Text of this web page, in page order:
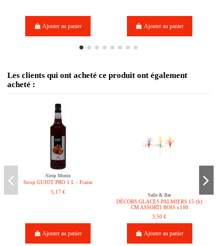
Ajouter au panier Ajouter au panier
Les clients qui ont acheté ce produit ont également
acheté :
Sirop Monin
Sirop GUIOT PRO 1 L - Fraise
5,17 €
Ajouter au panier
Salle & Bar
DÉCORS GLACES PALMIERS 15 (h)
CM ASSORTI BOIS x100
3,50 €
Ajouter au panier